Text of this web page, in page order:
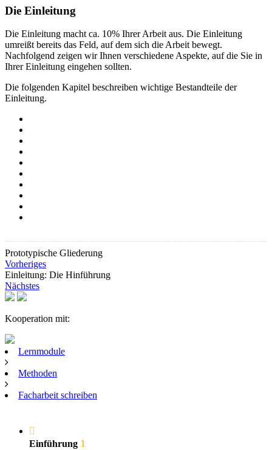
Die Einleitung
Die Einleitung macht ca. 10% Ihrer Arbeit aus. Die Einleitung
umreißt bereits das Feld, auf dem sich die Arbeit bewegt.
Nachfolgend zeigen wir Ihnen verschiedene Aspekte, auf die Sie in
Ihrer Einleitung eingehen sollten.
Die folgenden Kapitel beschreiben wichtige Bestandteile der
Einleitung.
Prototypische Gliederung
Vorheriges
Einleitung: Die Hinführung
Nächstes
Kooperation mit:
Lernmodule
Methoden
Facharbeit schreiben
Einführung 1